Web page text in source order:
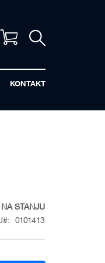
Vaša korpa
KONTAKT
NA STANJU
0101413